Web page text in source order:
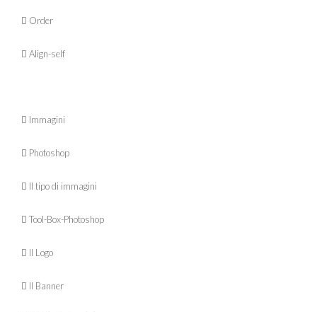
 Order
 Align-self
 Immagini
 Photoshop
 Il tipo di immagini
 Tool-Box-Photoshop
 Il Logo
 Il Banner